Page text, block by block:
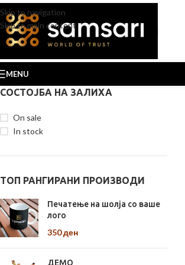
Skip to navigation
Skip to main content
MENU
СОСТОЈБА НА ЗАЛИХА
On sale
In stock
ТОП РАНГИРАНИ ПРОИЗВОДИ
Печатење на шолја со ваше
лого
350ден
ДЕМО